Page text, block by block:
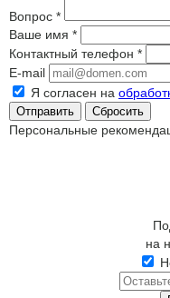
Вопрос *
Ваше имя *
Контактный телефон *
E-mail
Я согласен на
Сбросить
Персональные
на